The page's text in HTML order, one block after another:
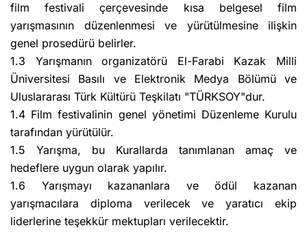
film festivali çerçevesinde kısa belgesel film
yarışmasının düzenlenmesi ve yürütülmesine ilişkin
genel prosedürü belirler.
1.3 Yarışmanın organizatörü El-Farabi Kazak Milli
Üniversitesi Basılı ve Elektronik Medya Bölümü ve
Uluslararası Türk Kültürü Teşkilatı "TÜRKSOY"dur.
1.4 Film festivalinin genel yönetimi Düzenleme Kurulu
tarafından yürütülür.
1.5 Yarışma, bu Kurallarda tanımlanan amaç ve
hedeflere uygun olarak yapılır.
1.6 Yarışmayı kazananlara ve ödül kazanan
yarışmacılara diploma verilecek ve yaratıcı ekip
liderlerine teşekkür mektupları verilecektir.